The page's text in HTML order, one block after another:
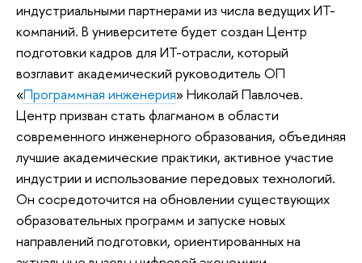
индустриальными партнерами из числа ведущих ИТ-
компаний. В университете будет создан Центр
подготовки кадров для ИТ-отрасли, который
возглавит академический руководитель ОП
«Программная инженерия» Николай Павлочев.
Центр призван стать флагманом в области
современного инженерного образования, объединяя
лучшие академические практики, активное участие
индустрии и использование передовых технологий.
Он сосредоточится на обновлении существующих
образовательных программ и запуске новых
направлений подготовки, ориентированных на